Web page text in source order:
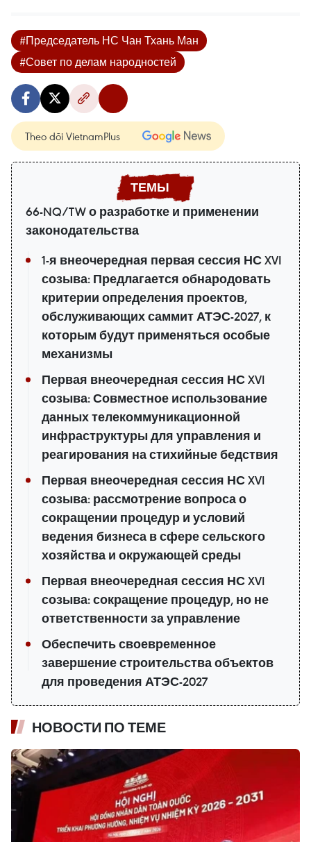
#Председатель НС Чан Тхань Ман
#Совет по делам народностей
Theo dõi VietnamPlus
66-NQ/TW о разработке и применении
законодательства
1-я внеочередная первая сессия НС XVI
созыва: Предлагается обнародовать
критерии определения проектов,
обслуживающих саммит АТЭС-2027, к
которым будут применяться особые
механизмы
Первая внеочередная сессия НС XVI
созыва: Совместное использование
данных телекоммуникационной
инфраструктуры для управления и
реагирования на стихийные бедствия
Первая внеочередная сессия НС XVI
созыва: рассмотрение вопроса о
сокращении процедур и условий
ведения бизнеса в сфере сельского
хозяйства и окружающей среды
Первая внеочередная сессия НС XVI
созыва: сокращение процедур, но не
ответственности за управление
Обеспечить своевременное
завершение строительства объектов
для проведения АТЭС-2027
НОВОСТИ ПО ТЕМЕ